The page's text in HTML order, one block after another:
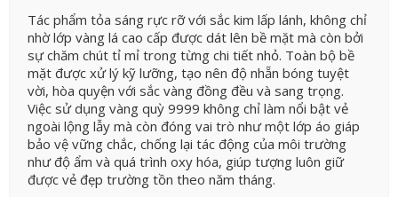
Tác phẩm tỏa sáng rực rỡ với sắc kim lấp lánh, không chỉ
nhờ lớp vàng lá cao cấp được dát lên bề mặt mà còn bởi
sự chăm chút tỉ mỉ trong từng chi tiết nhỏ. Toàn bộ bề
mặt được xử lý kỹ lưỡng, tạo nên độ nhẵn bóng tuyệt
vời, hòa quyện với sắc vàng đồng đều và sang trọng.
Việc sử dụng vàng quỳ 9999 không chỉ làm nổi bật vẻ
ngoài lộng lẫy mà còn đóng vai trò như một lớp áo giáp
bảo vệ vững chắc, chống lại tác động của môi trường
như độ ẩm và quá trình oxy hóa, giúp tượng luôn giữ
được vẻ đẹp trường tồn theo năm tháng.